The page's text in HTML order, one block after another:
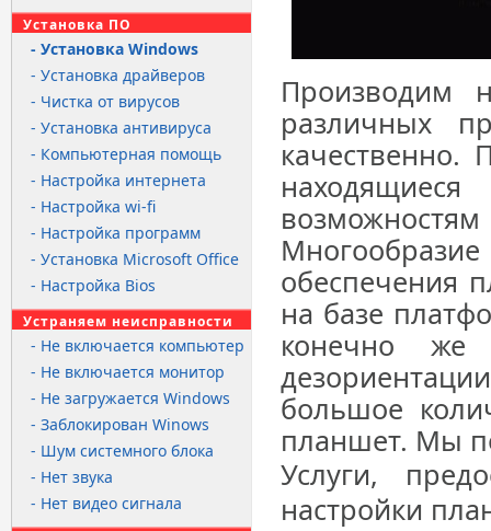
Установка ПО
- Установка Windows
- Установка драйверов
- Чистка от вирусов
- Установка антивируса
- Компьютерная помощь
- Настройка интернета
- Настройка wi-fi
- Настройка программ
- Установка Microsoft Office
- Настройка Bios
Устраняем неисправности
- Не включается компьютер
- Не включается монитор
- Не загружается Windows
- Заблокирован Winows
- Шум системного блока
- Нет звука
- Нет видео сигнала
Производим
различных
качественно.
обеспечения
на базе
конечно
большое
планшет. Мы
Услуги,
настройки